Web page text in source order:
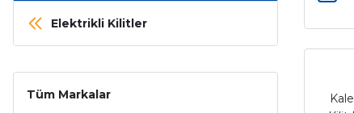
Elektrikli Kilitler
Tüm Markalar